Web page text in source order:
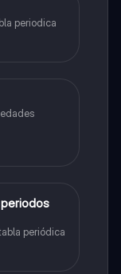
periodica
periódica